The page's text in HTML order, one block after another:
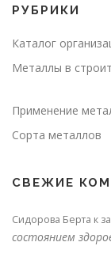
РУБРИКИ
Каталог
Металлы в
Применение
Сорта металлов
СВЕЖИЕ
Сидорова Берта к
состоянием